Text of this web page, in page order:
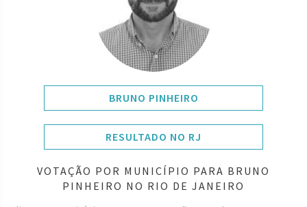
BRUNO PINHEIRO
RESULTADO NO RJ
VOTAÇÃO POR MUNICÍPIO PARA BRUNO
PINHEIRO NO RIO DE JANEIRO